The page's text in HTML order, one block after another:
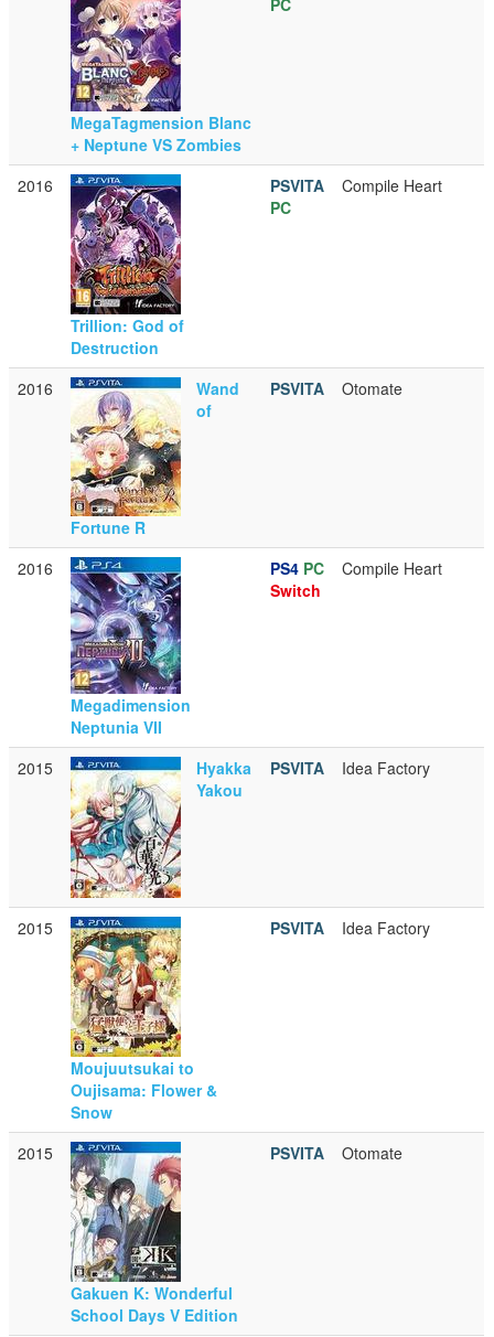
MegaTagmension Blanc
+ Neptune VS Zombies
2016
Trillion: God of
Destruction
PSVITA
PC
Compile Heart
2016
Wand
of
Fortune R
PSVITA Otomate
2016
Megadimension
Neptunia VII
PS4 PC
Switch
Compile Heart
2015
Hyakka
Yakou
PSVITA Idea Factory
2015
Moujuutsukai to
Oujisama: Flower &
Snow
PSVITA Idea Factory
2015
Gakuen K: Wonderful
School Days V Edition
PSVITA Otomate